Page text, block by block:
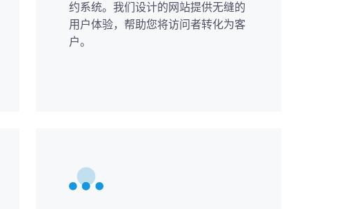
约系统。我们设计的网站提供无缝的
用户体验，帮助您将访问者转化为客
户。